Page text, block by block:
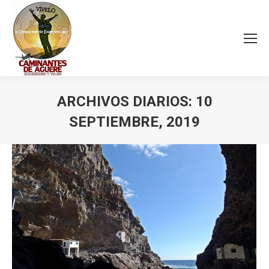
ARCHIVOS DIARIOS: 10
SEPTIEMBRE, 2019